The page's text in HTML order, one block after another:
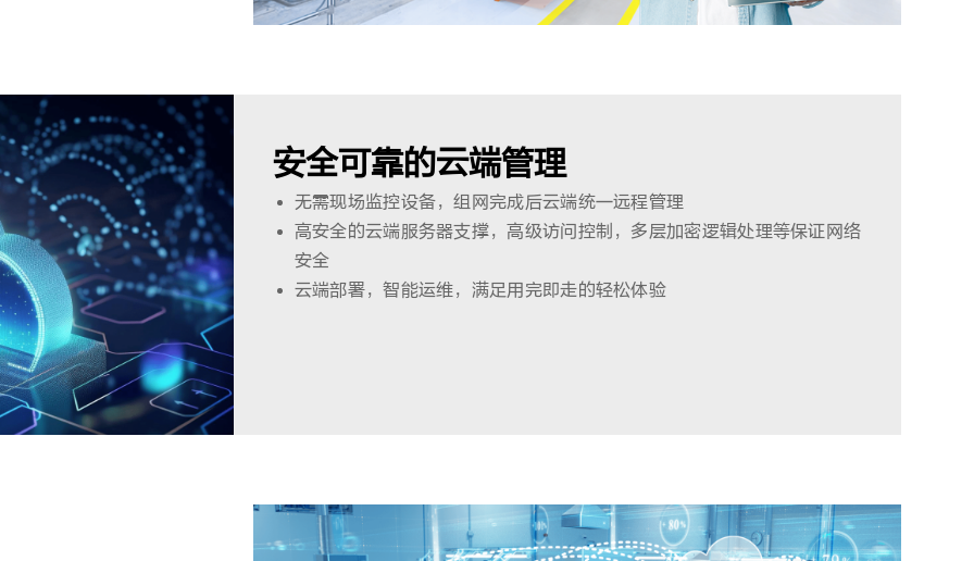
安全可靠的云端管理
无需现场监控设备，组网完成后云端统一远程管理
高安全的云端服务器支撑，高级访问控制，多层加密逻辑处理等保证网络
安全
云端部署，智能运维，满足用完即走的轻松体验